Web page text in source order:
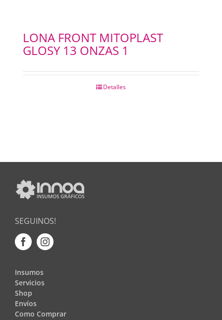
LONA FRONT MITOPLAST
GLOSY 13 ONZAS 1
Detalles
SEGUINOS!
Insumos
Servicios
Shop
Envíos
Como Comprar